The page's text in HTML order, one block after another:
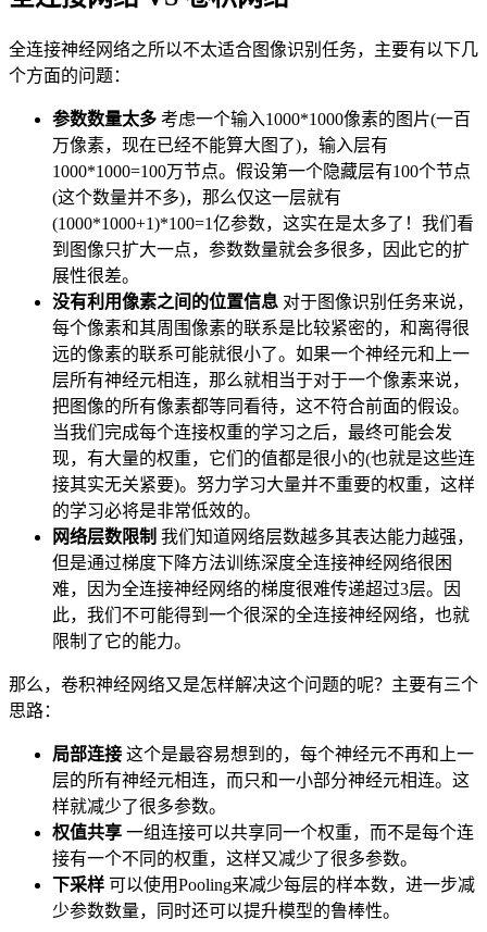
全连接神经网络之所以不太适合图像识别任务，主要有以下几
个方面的问题：
参数数量太多 考虑一个输入1000*1000像素的图片(一百
万像素，现在已经不能算大图了)，输入层有
1000*1000=100万节点。假设第一个隐藏层有100个节点
(这个数量并不多)，那么仅这一层就有
(1000*1000+1)*100=1亿参数，这实在是太多了！我们看
到图像只扩大一点，参数数量就会多很多，因此它的扩
展性很差。
没有利用像素之间的位置信息 对于图像识别任务来说，
每个像素和其周围像素的联系是比较紧密的，和离得很
远的像素的联系可能就很小了。如果一个神经元和上一
层所有神经元相连，那么就相当于对于一个像素来说，
把图像的所有像素都等同看待，这不符合前面的假设。
当我们完成每个连接权重的学习之后，最终可能会发
现，有大量的权重，它们的值都是很小的(也就是这些连
接其实无关紧要)。努力学习大量并不重要的权重，这样
的学习必将是非常低效的。
网络层数限制 我们知道网络层数越多其表达能力越强，
但是通过梯度下降方法训练深度全连接神经网络很困
难，因为全连接神经网络的梯度很难传递超过3层。因
此，我们不可能得到一个很深的全连接神经网络，也就
限制了它的能力。
那么，卷积神经网络又是怎样解决这个问题的呢？主要有三个
思路：
局部连接 这个是最容易想到的，每个神经元不再和上一
层的所有神经元相连，而只和一小部分神经元相连。这
样就减少了很多参数。
权值共享 一组连接可以共享同一个权重，而不是每个连
接有一个不同的权重，这样又减少了很多参数。
下采样 可以使用Pooling来减少每层的样本数，进一步减
少参数数量，同时还可以提升模型的鲁棒性。